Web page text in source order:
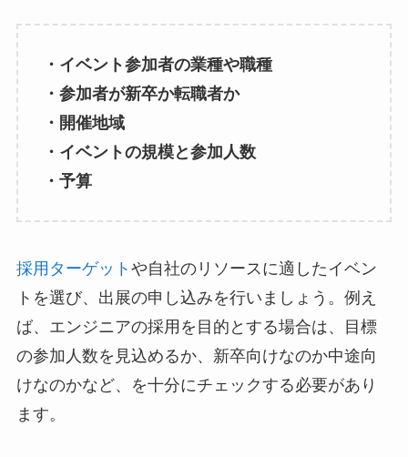
・イベント参加者の業種や職種
・参加者が新卒か転職者か
・開催地域
・イベントの規模と参加人数
・予算
採用ターゲット や自社のリソースに適したイベン
トを選び、出展の申し込みを行いましょう。例え
ば、エンジニアの採用を目的とする場合は、目標
の参加人数を見込めるか、新卒向けなのか中途向
けなのかなど、を十分にチェックする必要があり
ます。